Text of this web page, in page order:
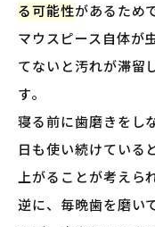
る可能性があるため
マウスピース自体が
てないと汚れが滞留
す。
寝る前に歯磨きをし
日も使い続けている
上がることが考えら
逆に、毎晩歯を磨い